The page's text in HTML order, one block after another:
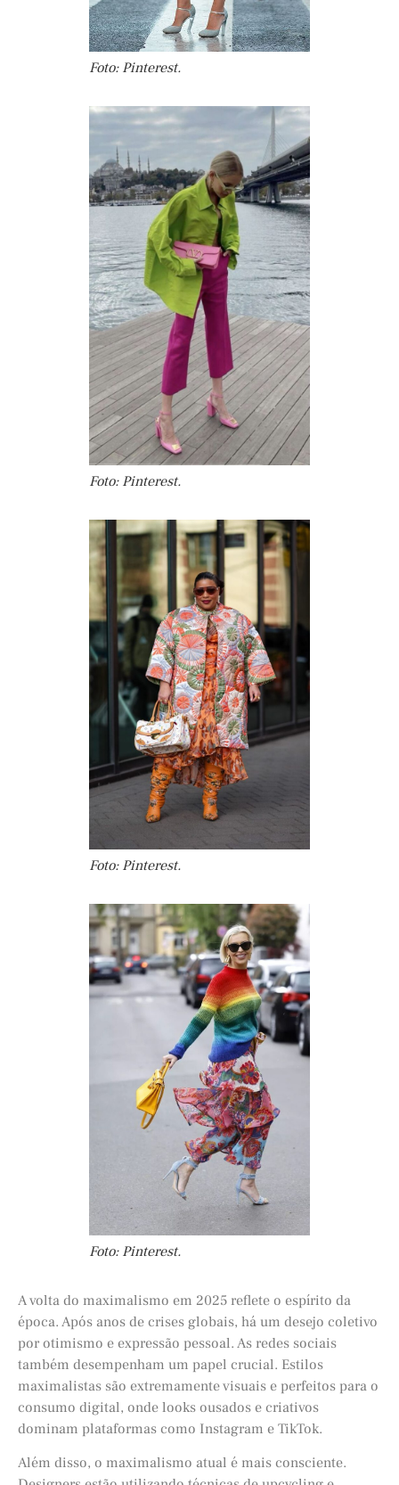
Foto: Pinterest.
Foto: Pinterest.
Foto: Pinterest.
Foto: Pinterest.
A volta do maximalismo em 2025 reflete o espírito da
época. Após anos de crises globais, há um desejo coletivo
por otimismo e expressão pessoal. As redes sociais
também desempenham um papel crucial. Estilos
maximalistas são extremamente visuais e perfeitos para o
consumo digital, onde looks ousados e criativos
dominam plataformas como Instagram e TikTok.
Além disso, o maximalismo atual é mais consciente.